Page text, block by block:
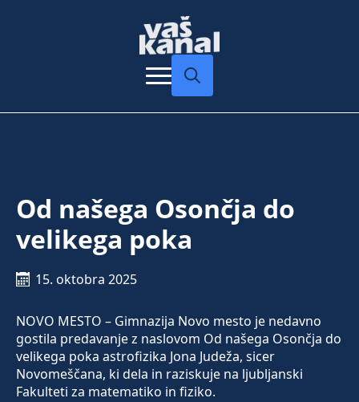
Od našega Osončja do
velikega poka
15. oktobra 2025
NOVO MESTO – Gimnazija Novo mesto je nedavno
gostila predavanje z naslovom Od našega Osončja do
velikega poka astrofizika Jona Judeža, sicer
Novomeščana, ki dela in raziskuje na ljubljanski
Fakulteti za matematiko in fiziko.